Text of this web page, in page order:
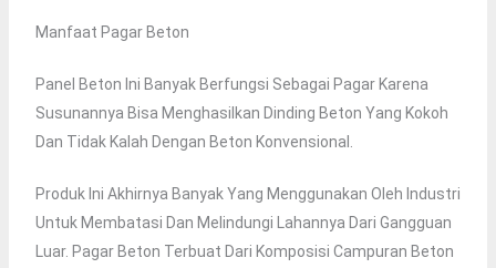
Manfaat Pagar Beton
Panel Beton Ini Banyak Berfungsi Sebagai Pagar Karena
Susunannya Bisa Menghasilkan Dinding Beton Yang Kokoh
Dan Tidak Kalah Dengan Beton Konvensional.
Produk Ini Akhirnya Banyak Yang Menggunakan Oleh Industri
Untuk Membatasi Dan Melindungi Lahannya Dari Gangguan
Luar. Pagar Beton Terbuat Dari Komposisi Campuran Beton